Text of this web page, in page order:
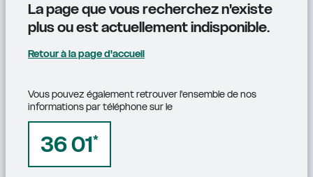
La page que vous recherchez n'existe
plus ou est actuellement indisponible.
Retour à la page d'accueil
Vous pouvez également retrouver l'ensemble de nos
informations par téléphone sur le
36 01*